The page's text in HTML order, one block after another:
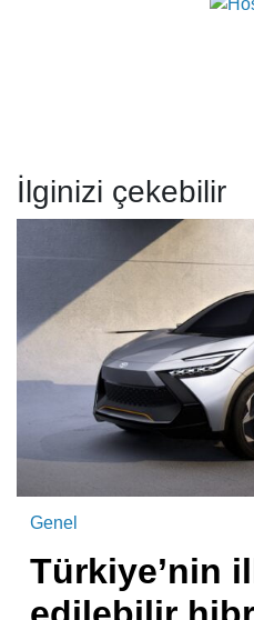
İlginizi çekebilir
Genel
Türkiye’nin